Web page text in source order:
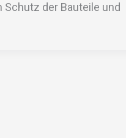
der Bauteile und